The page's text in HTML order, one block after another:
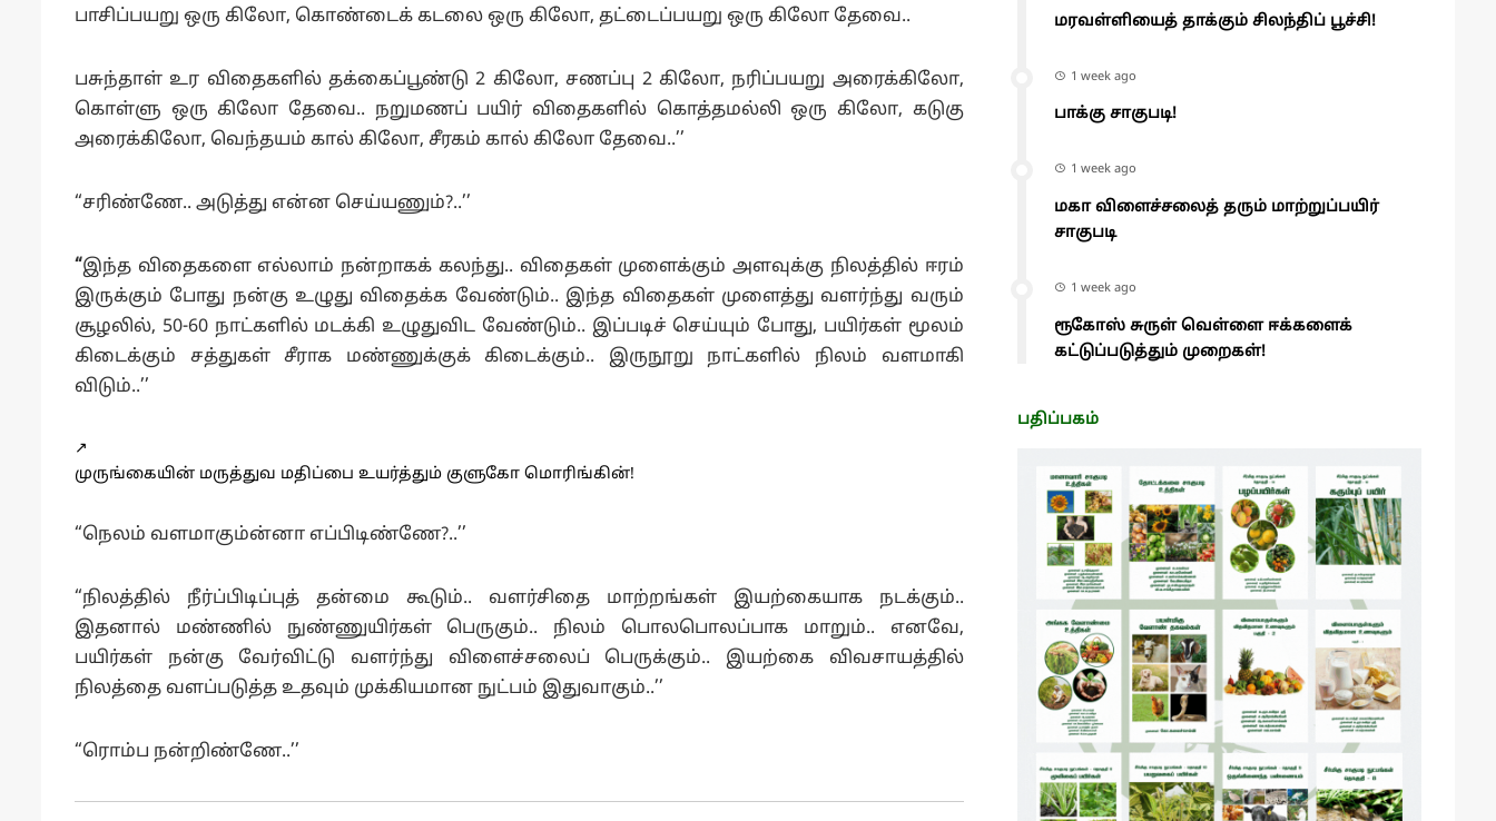
பாசிப்பயறு ஒரு கிலோ, கொண்டைக் கடலை ஒரு கிலோ, தட்டைப்பயறு ஒரு கிலோ தேவை..
பசுந்தாள் உர விதைகளில் தக்கைப்பூண்டு 2 கிலோ, சணப்பு 2 கிலோ, நரிப்பயறு அரைக்கிலோ,
கொள்ளு ஒரு கிலோ தேவை.. நறுமணப் பயிர் விதைகளில் கொத்தமல்லி ஒரு கிலோ, கடுகு
அரைக்கிலோ, வெந்தயம் கால் கிலோ, சீரகம் கால் கிலோ தேவை..’’
“சரிண்ணே.. அடுத்து என்ன செய்யணும்?..’’
“இந்த விதைகளை எல்லாம் நன்றாகக் கலந்து.. விதைகள் முளைக்கும் அளவுக்கு நிலத்தில் ஈரம்
இருக்கும் போது நன்கு உழுது விதைக்க வேண்டும்.. இந்த விதைகள் முளைத்து வளர்ந்து வரும்
சூழலில், 50-60 நாட்களில் மடக்கி உழுதுவிட வேண்டும்.. இப்படிச் செய்யும் போது, பயிர்கள் மூலம்
கிடைக்கும் சத்துகள் சீராக மண்ணுக்குக் கிடைக்கும்.. இருநூறு நாட்களில் நிலம் வளமாகி
விடும்..’’
↗️
முருங்கையின் மருத்துவ மதிப்பை உயர்த்தும் குளுகோ மொரிங்கின்!
“நெலம் வளமாகும்ன்னா எப்பிடிண்ணே?..’’
“நிலத்தில் நீர்ப்பிடிப்புத் தன்மை கூடும்.. வளர்சிதை மாற்றங்கள் இயற்கையாக நடக்கும்..
இதனால் மண்ணில் நுண்ணுயிர்கள் பெருகும்.. நிலம் பொலபொலப்பாக மாறும்.. எனவே,
பயிர்கள் நன்கு வேர்விட்டு வளர்ந்து விளைச்சலைப் பெருக்கும்.. இயற்கை விவசாயத்தில்
நிலத்தை வளப்படுத்த உதவும் முக்கியமான நுட்பம் இதுவாகும்..’’
“ரொம்ப நன்றிண்ணே..’’
மரவள்ளியைத் தாக்கும் சிலந்திப் பூச்சி!
1 week ago
பாக்கு சாகுபடி!
1 week ago
மகா விளைச்சலைத் தரும் மாற்றுப்பயிர்
சாகுபடி
1 week ago
ரூகோஸ் சுருள் வெள்ளை ஈக்களைக்
கட்டுப்படுத்தும் முறைகள்!
பதிப்பகம்